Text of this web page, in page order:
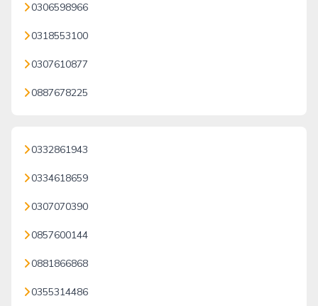
0306598966
0318553100
0307610877
0887678225
0332861943
0334618659
0307070390
0857600144
0881866868
0355314486